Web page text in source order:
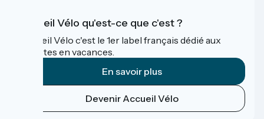
Accueil Vélo qu'est-ce que c'est ?
Accueil Vélo c'est le 1er label français dédié aux
cyclistes en vacances.
En savoir plus
Devenir Accueil Vélo